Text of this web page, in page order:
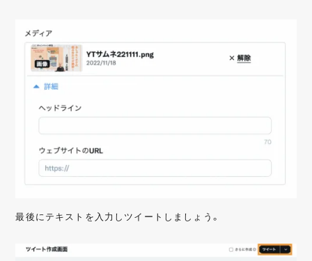
最後にテキストを入力しツイートしましょう。